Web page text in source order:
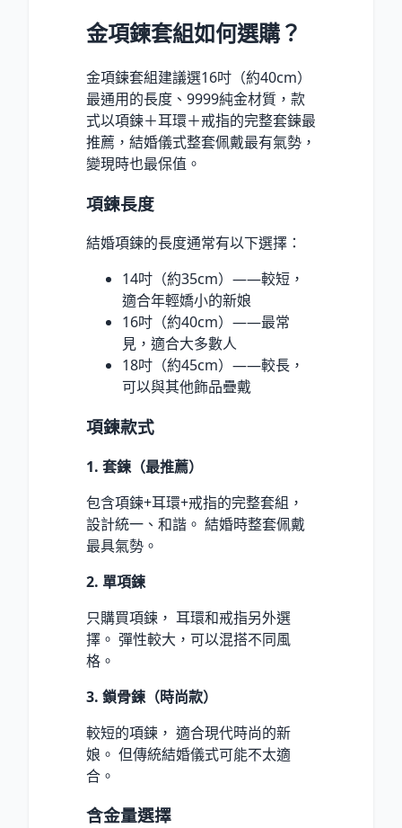
金項鍊套組如何選購？
金項鍊套組建議選16吋（約40cm）
最通用的長度、9999純金材質，款
式以項鍊＋耳環＋戒指的完整套鍊最
推薦，結婚儀式整套佩戴最有氣勢，
變現時也最保值。
項鍊長度
結婚項鍊的長度通常有以下選擇：
14吋（約35cm）——較短，
適合年輕嬌小的新娘
16吋（約40cm）——最常
見，適合大多數人
18吋（約45cm）——較長，
可以與其他飾品疊戴
項鍊款式
1. 套鍊（最推薦）
包含項鍊+耳環+戒指的完整套組，
設計統一、和諧。 結婚時整套佩戴
最具氣勢。
2. 單項鍊
只購買項鍊， 耳環和戒指另外選
擇。 彈性較大，可以混搭不同風
格。
3. 鎖骨鍊（時尚款）
較短的項鍊， 適合現代時尚的新
娘。 但傳統結婚儀式可能不太適
合。
含金量選擇